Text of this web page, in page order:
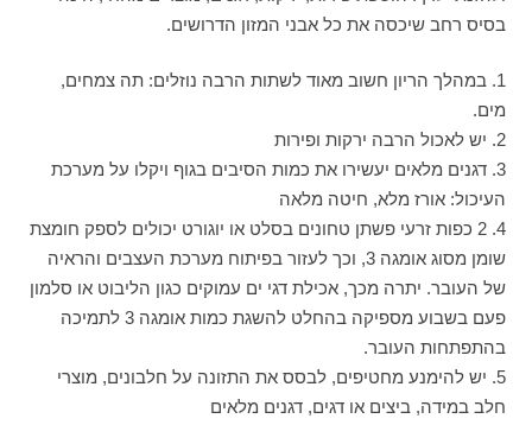
בסיס רחב שיכסה את כל אבני המזון הדרושים.
1. במהלך הריון חשוב מאוד לשתות הרבה נוזלים: תה צמחים,
מים.
2. יש לאכול הרבה ירקות ופירות
3. דגנים מלאים יעשירו את כמות הסיבים בגוף ויקלו על מערכת
העיכול: אורז מלא, חיטה מלאה
4. 2 כפות זרעי פשתן טחונים בסלט או יוגורט יכולים לספק חומצת
שומן מסוג אומגה 3, וכך לעזור בפיתוח מערכת העצבים והראיה
של העובר. יתרה מכך, אכילת דגי ים עמוקים כגון הליבוט או סלמון
פעם בשבוע מספיקה בהחלט להשגת כמות אומגה 3 לתמיכה
בהתפתחות העובר.
5. יש להימנע מחטיפים, לבסס את התזונה על חלבונים, מוצרי
חלב במידה, ביצים או דגים, דגנים מלאים